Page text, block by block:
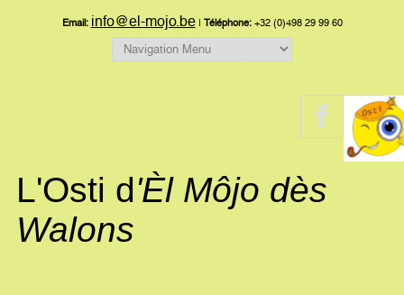
Email: info@el-mojo.be| Téléphone:+32 (0)498 29 99 60
L'Osti d'Èl Môjo dès
Walons